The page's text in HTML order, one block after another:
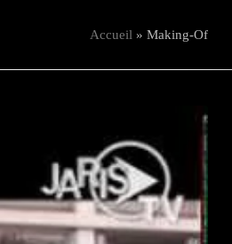
Accueil »Making-Of